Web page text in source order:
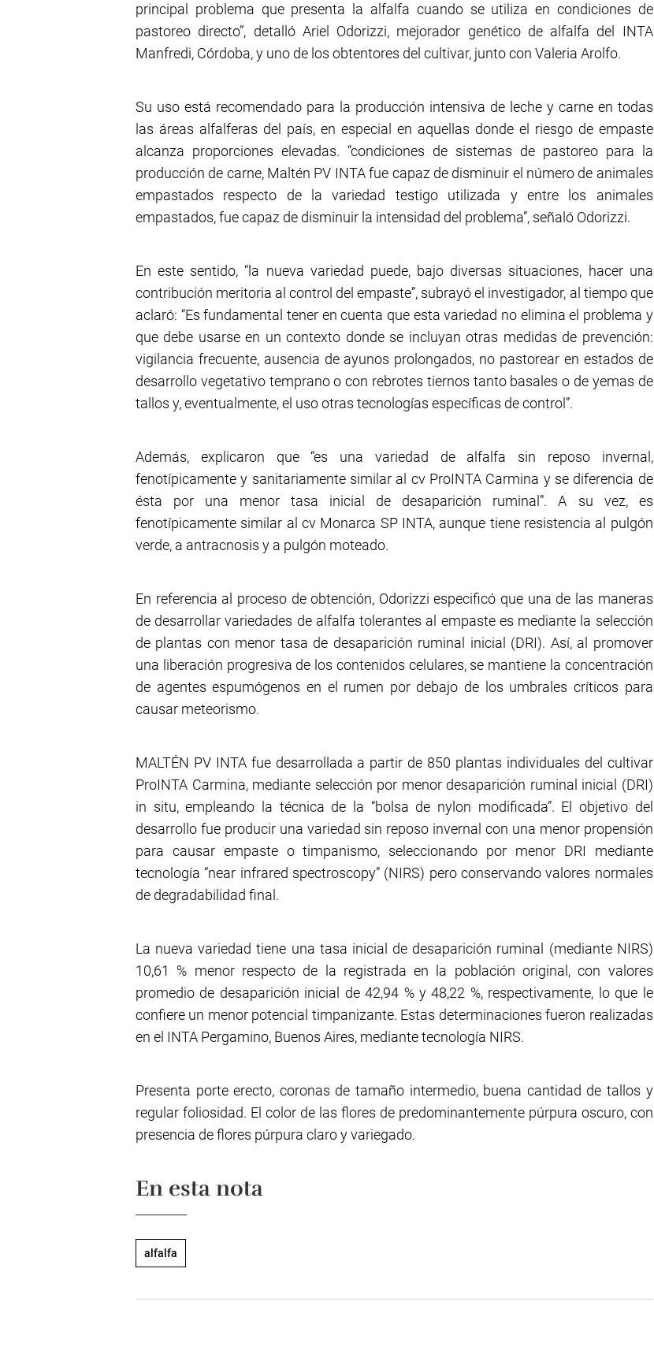
principal problema que presenta la alfalfa cuando se utiliza en condiciones de
pastoreo directo”, detalló Ariel Odorizzi, mejorador genético de alfalfa del INTA
Manfredi, Córdoba, y uno de los obtentores del cultivar, junto con Valeria Arolfo.
Su uso está recomendado para la producción intensiva de leche y carne en todas
las áreas alfalferas del país, en especial en aquellas donde el riesgo de empaste
alcanza proporciones elevadas. “condiciones de sistemas de pastoreo para la
producción de carne, Maltén PV INTA fue capaz de disminuir el número de animales
empastados respecto de la variedad testigo utilizada y entre los animales
empastados, fue capaz de disminuir la intensidad del problema”, señaló Odorizzi.
En este sentido, “la nueva variedad puede, bajo diversas situaciones, hacer una
contribución meritoria al control del empaste”, subrayó el investigador, al tiempo que
aclaró: “Es fundamental tener en cuenta que esta variedad no elimina el problema y
que debe usarse en un contexto donde se incluyan otras medidas de prevención:
vigilancia frecuente, ausencia de ayunos prolongados, no pastorear en estados de
desarrollo vegetativo temprano o con rebrotes tiernos tanto basales o de yemas de
tallos y, eventualmente, el uso otras tecnologías específicas de control”.
Además, explicaron que “es una variedad de alfalfa sin reposo invernal,
fenotípicamente y sanitariamente similar al cv ProINTA Carmina y se diferencia de
ésta por una menor tasa inicial de desaparición ruminal”. A su vez, es
fenotípicamente similar al cv Monarca SP INTA, aunque tiene resistencia al pulgón
verde, a antracnosis y a pulgón moteado.
En referencia al proceso de obtención, Odorizzi especificó que una de las maneras
de desarrollar variedades de alfalfa tolerantes al empaste es mediante la selección
de plantas con menor tasa de desaparición ruminal inicial (DRI). Así, al promover
una liberación progresiva de los contenidos celulares, se mantiene la concentración
de agentes espumógenos en el rumen por debajo de los umbrales críticos para
causar meteorismo.
MALTÉN PV INTA fue desarrollada a partir de 850 plantas individuales del cultivar
ProINTA Carmina, mediante selección por menor desaparición ruminal inicial (DRI)
in situ, empleando la técnica de la “bolsa de nylon modificada”. El objetivo del
desarrollo fue producir una variedad sin reposo invernal con una menor propensión
para causar empaste o timpanismo, seleccionando por menor DRI mediante
tecnología “near infrared spectroscopy” (NIRS) pero conservando valores normales
de degradabilidad final.
La nueva variedad tiene una tasa inicial de desaparición ruminal (mediante NIRS)
10,61 % menor respecto de la registrada en la población original, con valores
promedio de desaparición inicial de 42,94 % y 48,22 %, respectivamente, lo que le
confiere un menor potencial timpanizante. Estas determinaciones fueron realizadas
en el INTA Pergamino, Buenos Aires, mediante tecnología NIRS.
Presenta porte erecto, coronas de tamaño intermedio, buena cantidad de tallos y
regular foliosidad. El color de las flores de predominantemente púrpura oscuro, con
presencia de flores púrpura claro y variegado.
En esta nota
alfalfa